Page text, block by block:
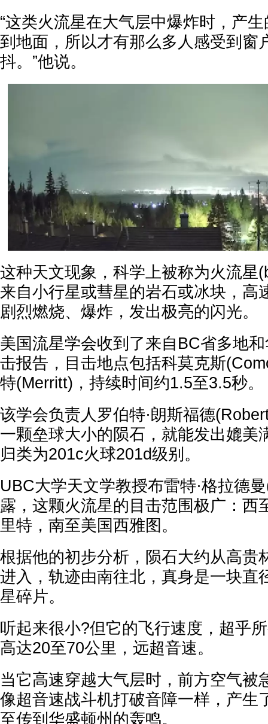
“这类火流星在大气层中爆炸时，产
到地面，所以才有那么多人感受到窗
抖。”他说。
这种天文现象，科学上被称为火流
来自小行星或彗星的岩石或冰块，高
剧烈燃烧、爆炸，发出极亮的闪光。
美国流星学会收到了来自BC省多地
击报告，目击地点包括科莫克斯
特(Merritt)，持续时间约1.5至3.5秒。
该学会负责人罗伯特·朗斯福德
一颗垒球大小的陨石，就能发出媲美
归类为201c火球201d级别。
UBC大学天文学教授布雷特·格拉德
露，这颗火流星的目击范围极广：西
里特，南至美国西雅图。
根据他的初步分析，陨石大约从高贵
进入，轨迹由南往北，真身是一块直
星碎片。
听起来很小?但它的飞行速度，超乎
高达20至70公里，远超音速。
当它高速穿越大气层时，前方空气被
像超音速战斗机打破音障一样，产生
至传到华盛顿州的轰鸣。